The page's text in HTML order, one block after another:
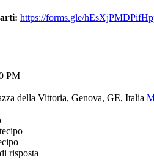
https://forms.gle/
PM
della Vittoria, Genova, GE, Italia
risposta